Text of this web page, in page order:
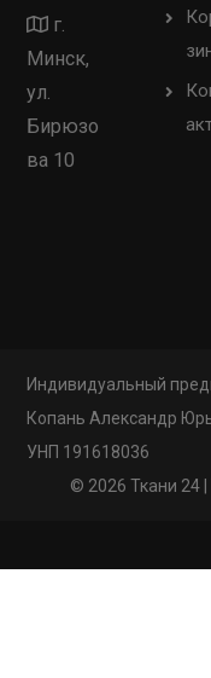
г.
Минск,
ул.
Бирюзо
ва 10
Индивидуальный
Копань Александр
УНП 191618036
© 2026 Ткани 24 |